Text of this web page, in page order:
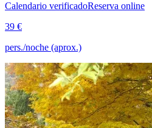
Calendario verificadoReserva online
39 €
pers./noche (aprox.)